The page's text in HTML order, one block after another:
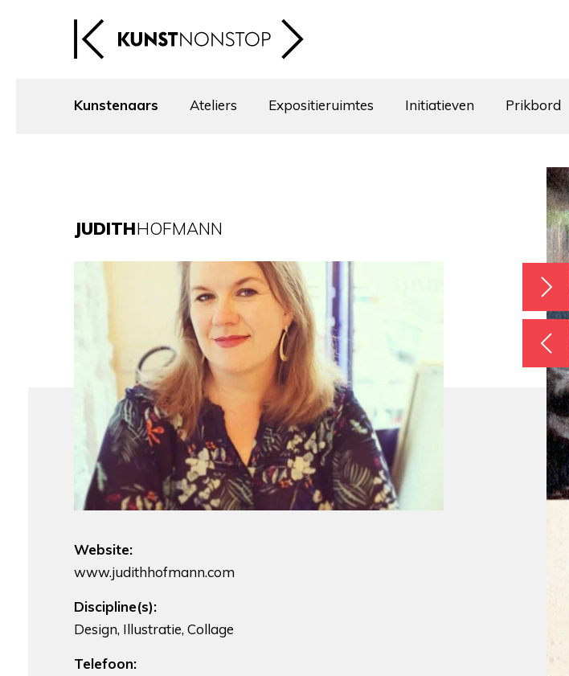
Kunstenaars Ateliers Expositieruimtes Initiatieven Prikbord
JUDITHHOFMANN
Website:
www.judithhofmann.com
Discipline(s):
Design, Illustratie, Collage
Telefoon: